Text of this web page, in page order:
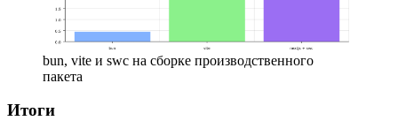
bun, vite и swc на сборке производственного
пакета
Итоги